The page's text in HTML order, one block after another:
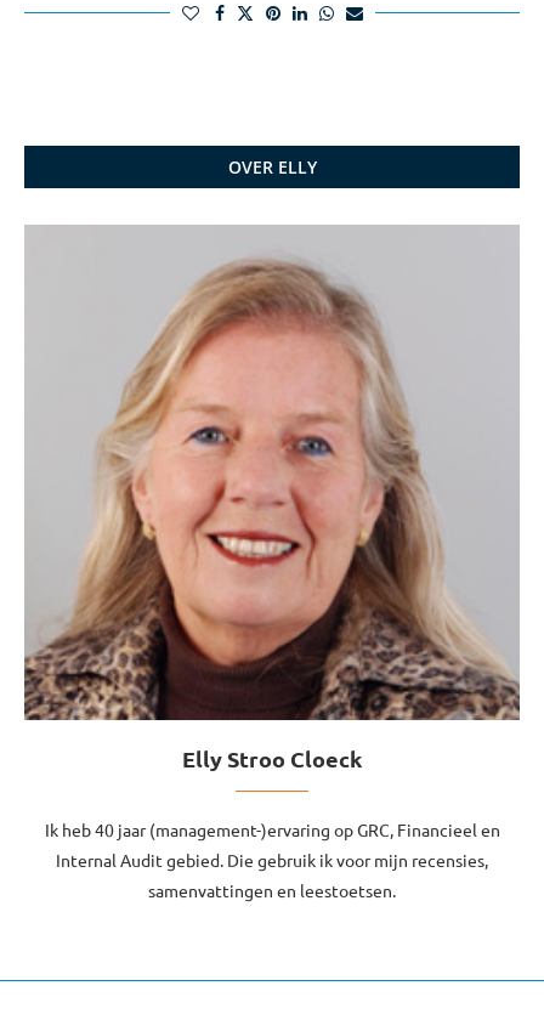
OVER ELLY
Elly Stroo Cloeck
Ik heb 40 jaar (management-)ervaring op GRC, Financieel en
Internal Audit gebied. Die gebruik ik voor mijn recensies,
samenvattingen en leestoetsen.